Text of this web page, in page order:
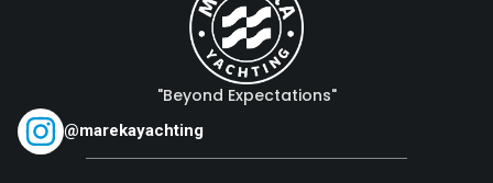
"Beyond Expectations"
@marekayachting